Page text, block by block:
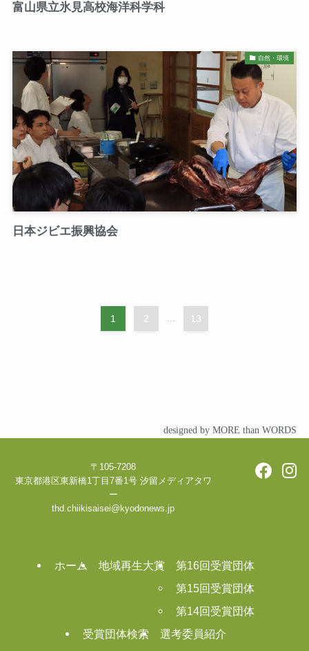
富山県立氷見高校海洋科学科
自然・環境
日本ジビエ振興協会
1 2 ... 13
designed by MORE than WORDS
〒105-7208
東京都港区東新橋1丁目7番1号 汐留メディアタワ
ー
thd.chiikisaisei@kyodonews.jp
ホーム 地域再生大賞
第16回受賞団体
第15回受賞団体
第14回受賞団体
受賞団体検索
選考委員紹介